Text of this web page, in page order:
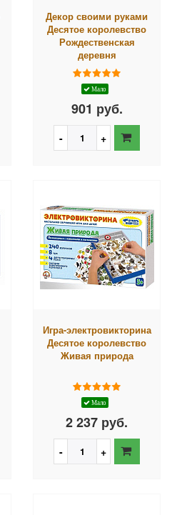
Декор своими руками
Десятое королевство
Рождественская
деревня
Мало
901 руб.
Игра-электровикторина
Десятое королевство
Живая природа
Мало
2 237 руб.